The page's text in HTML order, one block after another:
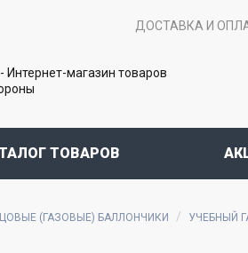
ДОСТАВКА И
ТОВАРОВ
(ГАЗОВЫЕ) БАЛЛОНЧИКИ УЧЕБНЫЙ